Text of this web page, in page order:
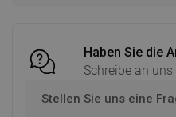
Haben Sie die
Schreibe an uns
Stellen Sie uns eine